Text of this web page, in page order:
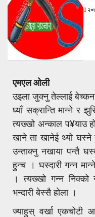
एमएल ओली
उइला जुक्नु तेल्लाई
घ्याँ सक्रान्ति मान्ने र
त्यख्खो अन्काल प¥याउ
खाने ता खानेई थ्यो घस्ने
उन्ताक्नु नखाया पन्तै
हुन्च । घस्दारी गन्न
। त्यख्खो गन्न निक्को
भन्दारी बेस्सै होला ।
ज्याहुस् वर्खा एकचोटी